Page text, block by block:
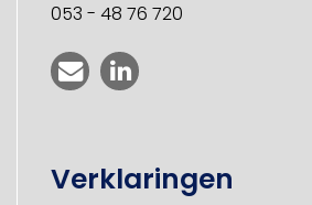
053 - 48 76 720
Verklaringen